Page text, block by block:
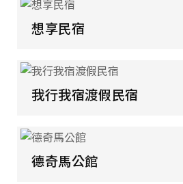
想享民宿
我行我宿渡假民宿
德奇馬公館